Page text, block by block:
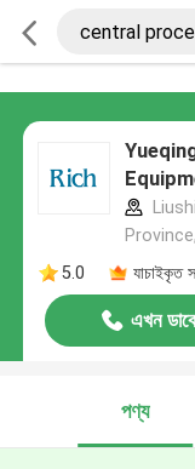
5.0
যাচাইকৃত
এখন
পণ্য